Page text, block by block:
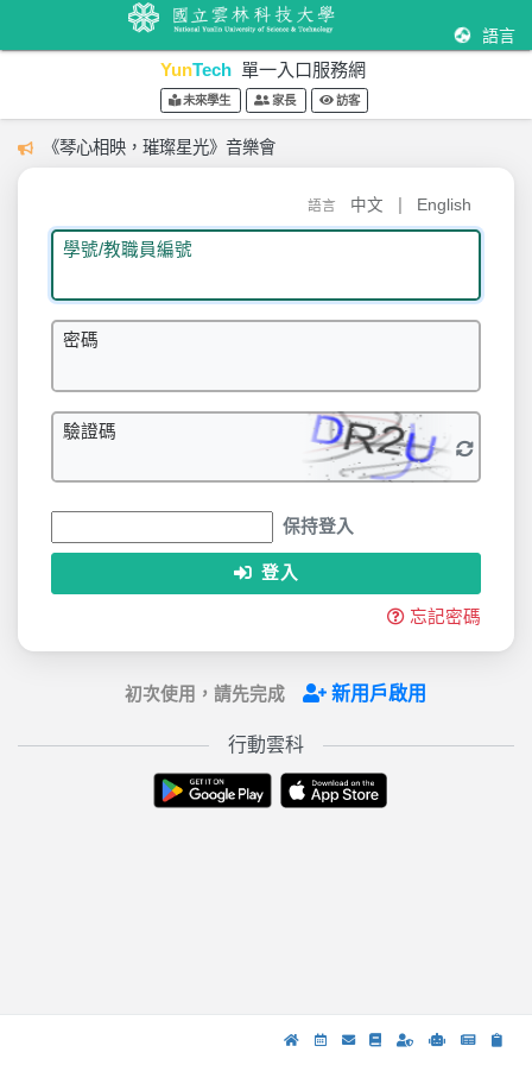
語言
YunTech 單一入口服務網
未來學生 家長 訪客
《琴心相映，璀璨星光》音樂會
語言 中文 English
學號/教職員編號
密碼
驗證碼
保持登入
登入
忘記密碼
初次使用，請先完成 新用戶啟用
行動雲科